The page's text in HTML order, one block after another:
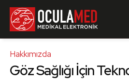
Hakkımızda
Göz Sağlığı İçin